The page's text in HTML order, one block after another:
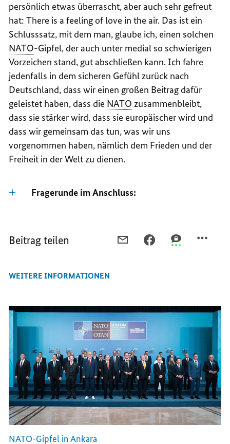
persönlich etwas überrascht, aber auch sehr gefreut
hat:There is a feeling of love in the air. Das ist ein
Schlusssatz, mit dem man, glaube ich, einen solchen
NATO-Gipfel, der auch unter medial so schwierigen
Vorzeichen stand, gut abschließen kann. Ich fahre
jedenfalls in dem sicheren Gefühl zurück nach
Deutschland, dass wir einen großen Beitrag dafür
geleistet haben, dass die NATO zusammenbleibt,
dass sie stärker wird, dass sie europäischer wird und
dass wir gemeinsam das tun, was wir uns
vorgenommen haben, nämlich dem Frieden und der
Freiheit in der Welt zu dienen.
Fragerunde im Anschluss:
Beitrag teilen
IN
EINE
NEUE
NATO
EINE
EINE
NEUE
WEITERE INFORMATIONEN
NATO-Gipfel in Ankara